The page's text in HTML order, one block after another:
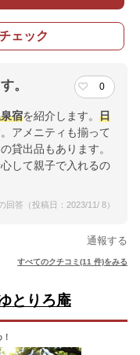
ェック
。 0
宿を紹介します。 日
アメニティも揃って
貸出品もあります。
して親子で入れるの
回答（投稿日：2023/11/ 8）
通報する
すべてのクチコミ(11 件)をみる
とりろ庵